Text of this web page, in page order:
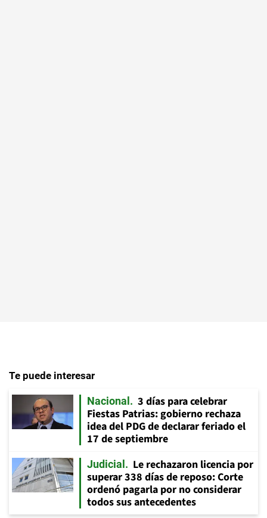
Te puede interesar
Nacional
3 días para celebrar
Fiestas Patrias: gobierno rechaza
idea del PDG de declarar feriado el
17 de septiembre
Judicial
Le rechazaron licencia por
superar 338 días de reposo: Corte
ordenó pagarla por no considerar
todos sus antecedentes